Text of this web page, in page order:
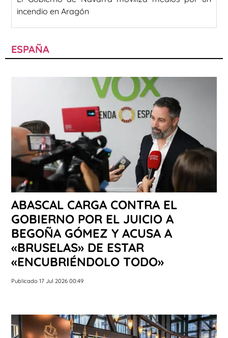
incendio en Aragón
ESPAÑA
ABASCAL CARGA CONTRA EL
GOBIERNO POR EL JUICIO A
BEGOÑA GÓMEZ Y ACUSA A
«BRUSELAS» DE ESTAR
«ENCUBRIÉNDOLO TODO»
Publicado 17 Jul 2026 00:49